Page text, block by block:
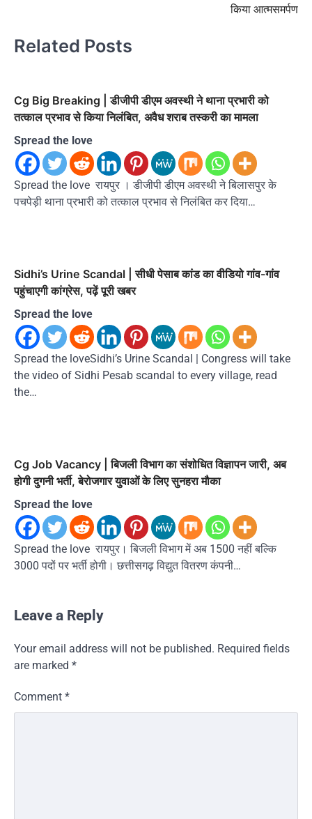
किया आत्मसमर्पण
Related Posts
Cg Big Breaking | डीजीपी डीएम अवस्थी ने थाना प्रभारी को
तत्काल प्रभाव से किया निलंबित, अवैध शराब तस्करी का मामला
Spread the love
Spread the love रायपुर । डीजीपी डीएम अवस्थी ने बिलासपुर के
पचपेड़ी थाना प्रभारी को तत्काल प्रभाव से निलंबित कर दिया…
Sidhi’s Urine Scandal | सीधी पेसाब कांड का वीडियो गांव-गांव
पहुंचाएगी कांग्रेस, पढ़ें पूरी खबर
Spread the love
Spread the loveSidhi’s Urine Scandal | Congress will take
the video of Sidhi Pesab scandal to every village, read
the…
Cg Job Vacancy | बिजली विभाग का संशोधित विज्ञापन जारी, अब
होगी दुगनी भर्ती, बेरोजगार युवाओं के लिए सुनहरा मौका
Spread the love
Spread the love रायपुर। बिजली विभाग में अब 1500 नहीं बल्कि
3000 पदों पर भर्ती होगी। छत्तीसगढ़ विद्युत वितरण कंपनी…
Leave a Reply
Your email address will not be published. Required fields
are marked *
Comment *